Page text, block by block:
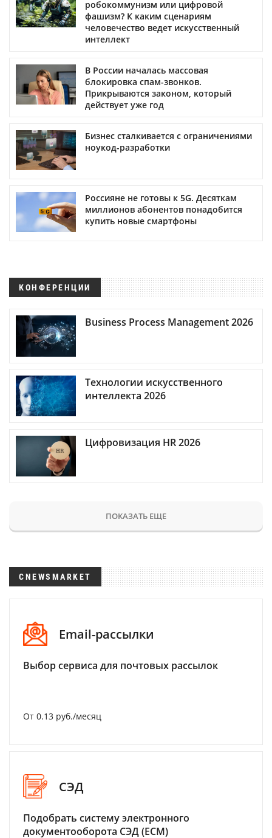
робокоммунизм или цифровой
фашизм? К каким сценариям
человечество ведет искусственный
интеллект
В России началась массовая
блокировка спам-звонков.
Прикрываются законом, который
действует уже год
Бизнес сталкивается с ограничениями
ноукод-разработки
Россияне не готовы к 5G. Десяткам
миллионов абонентов понадобится
купить новые смартфоны
КОНФЕРЕНЦИИ
Business Process Management 2026
Технологии искусственного
интеллекта 2026
Цифровизация HR 2026
ПОКАЗАТЬ ЕЩЕ
CNEWSMARKET
Email-рассылки
Выбор сервиса для почтовых рассылок
От 0.13 руб./месяц
СЭД
Подобрать систему электронного
документооборота СЭД (ECM)